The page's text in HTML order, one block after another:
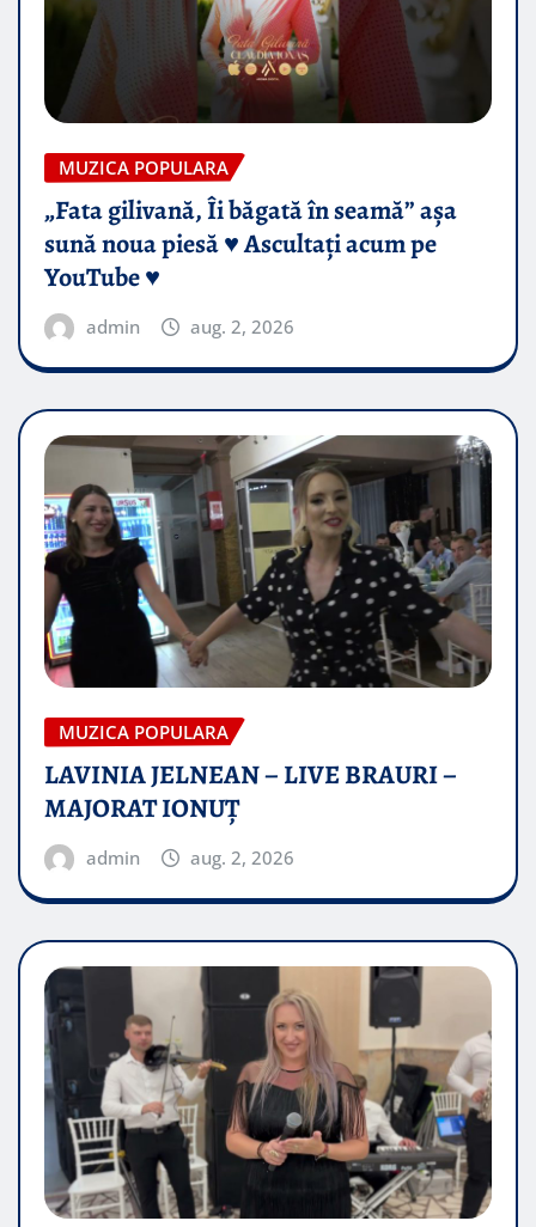
MUZICA POPULARA
„Fata gilivană, Îi băgată în seamă” așa
sună noua piesă ♥️ Ascultați acum pe
YouTube ♥️
admin aug. 2, 2026
MUZICA POPULARA
LAVINIA JELNEAN – LIVE BRAURI –
MAJORAT IONUŢ
admin aug. 2, 2026